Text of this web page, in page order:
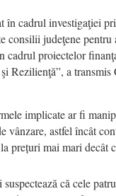
în cadrul investigaţiei
consilii judeţene
cadrul proiectelor
Rezilienţă”, a
implicate ar fi
vânzare, astfel încât
prețuri mai mari decât
că cele